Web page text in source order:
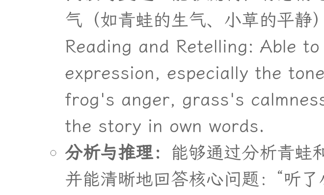
气 （如青蛙的生气、 小草的平静）
Reading and Retelling: Able
expression, especially the
frog's anger, grass's
the story in own words.
分析与推理： 能够通过分析青蛙
并能清晰地回答核心问题 ： “听了